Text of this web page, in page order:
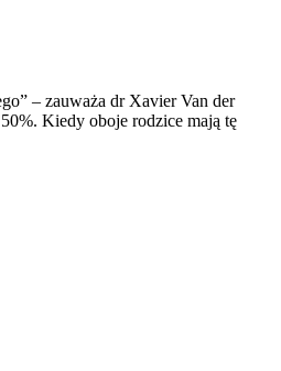
– zauważa dr Xavier Van der
Kiedy oboje rodzice mają tę